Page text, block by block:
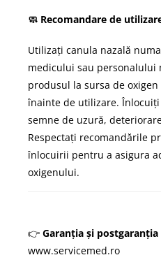
🧼 Recomandare de
Utilizați canula nazală
medicului sau personalului
produsul la sursa de
înainte de utilizare.
semne de uzură,
Respectați recomandările
înlocuirii pentru a asigura
oxigenului.
👉 Garanția și
www.servicemed.ro